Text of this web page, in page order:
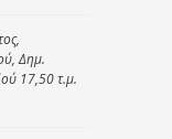
Δημ.
17,50 τ.μ.